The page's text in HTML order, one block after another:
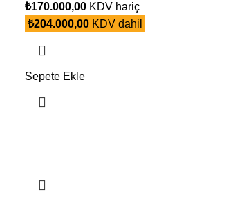
₺170.000,00KDV hariç
₺204.000,00KDV dahil
Sepete Ekle